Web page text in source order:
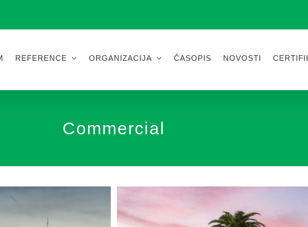
REFERENCE ORGANIZACIJA ČASOPIS NOVOSTI
Commercial